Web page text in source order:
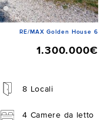
RE/MAX Golden House 6
1.300.000€
8 Locali
4 Camere da letto